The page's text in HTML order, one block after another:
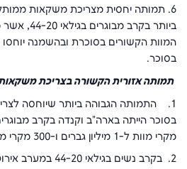
6. תמותה יחסית מצריכת משקאות
המוות הקשורים בסוכרת ובהשמנה
בסוכר.
תמותה אזורית הקשורה בצריכת
1. התמותה הגבוהה ביותר שיוחסה
מקרי מוות ל-1 מיליון גברים ו-300 מקרי מוות ל-1 מיליון נשים.
2. בקרב נשים